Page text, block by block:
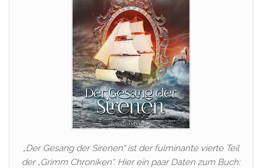
„Der Gesang der Sirenen“ ist der fulminante vierte Teil
der „Grimm Chroniken“. Hier ein paar Daten zum Buch: